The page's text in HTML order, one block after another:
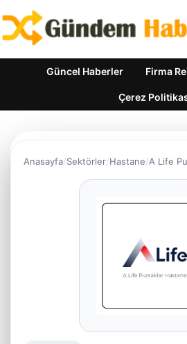
Güncel Haberler Firma
Çerez
Anasayfa Sektörler Hastane A Life